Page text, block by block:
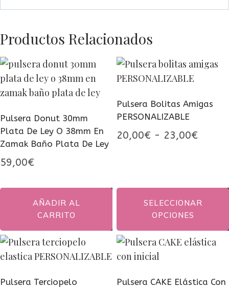
Productos Relacionados
Pulsera Donut 30mm
Plata De Ley O 38mm En
Zamak Baño Plata De Ley
59,00€
AÑADIR AL
CARRITO
Pulsera Bolitas Amigas
PERSONALIZABLE
20,00€ - 23,00€
SELECCIONAR
OPCIONES
Este
producto
múltiples
Pulsera Terciopelo
Pulsera CAKE Elástica Con